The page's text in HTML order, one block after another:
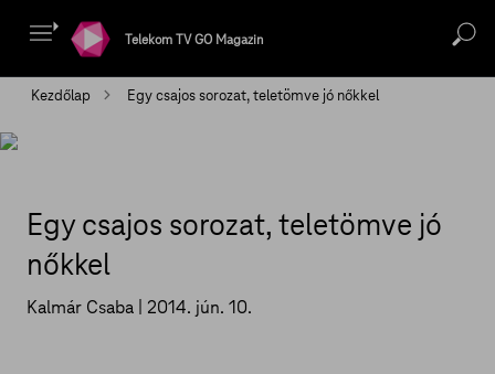
Telekom TV GO Magazin
Kezdőlap Egy csajos sorozat, teletömve jó nőkkel
Egy csajos sorozat, teletömve jó
nőkkel
Kalmár Csaba | 2014. jún. 10.